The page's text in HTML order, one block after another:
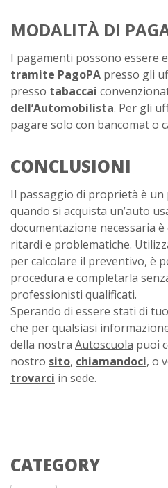
MODALITÀ DI
I pagamenti possono essere
tramite PagoPA presso gli
presso tabaccai
dell’Automobilista. Per gli
pagare solo con bancomat o
CONCLUSIONI
Il passaggio di proprietà è
quando si acquista un’auto
documentazione necessaria
ritardi e problematiche.
per calcolare il preventivo, è
procedura e completarla
professionisti qualificati.
Sperando di essere stati di
che per qualsiasi
della nostra Autoscuola puoi
nostro sito, chiamandoci, o
trovarci in sede.
CATEGORY